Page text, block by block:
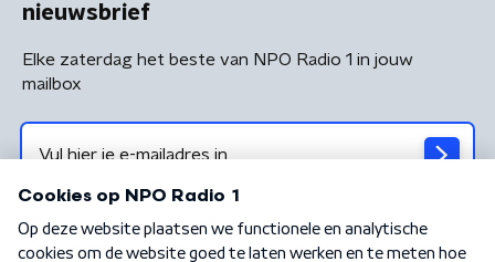
nieuwsbrief
Elke zaterdag het beste van NPO Radio 1 in jouw
mailbox